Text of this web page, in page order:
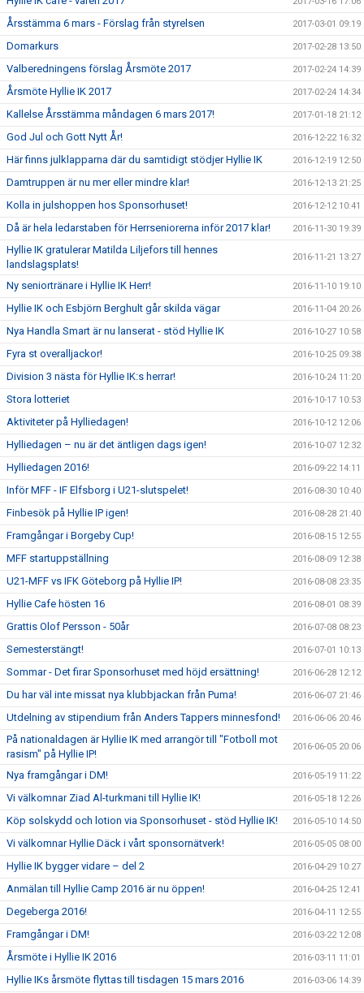
Årsstämma 6 mars - Förslag från styrelsen 2017-03-01 09:19
Domarkurs 2017-02-28 13:50
Valberedningens förslag Årsmöte 2017 2017-02-24 14:39
Årsmöte Hyllie IK 2017 2017-02-24 14:34
Kallelse Årsstämma måndagen 6 mars 2017! 2017-01-18 21:12
God Jul och Gott Nytt År! 2016-12-22 16:32
Här finns julklapparna där du samtidigt stödjer Hyllie IK 2016-12-19 12:50
Damtruppen är nu mer eller mindre klar! 2016-12-13 21:25
Kolla in julshoppen hos Sponsorhuset! 2016-12-12 10:41
Då är hela ledarstaben för Herrseniorerna inför 2017 klar! 2016-11-30 19:39
Hyllie IK gratulerar Matilda Liljefors till hennes
landslagsplats!
2016-11-21 13:27
Ny seniortränare i Hyllie IK Herr! 2016-11-10 19:10
Hyllie IK och Esbjörn Berghult går skilda vägar 2016-11-04 20:26
Nya Handla Smart är nu lanserat - stöd Hyllie IK 2016-10-27 10:58
Fyra st overalljackor! 2016-10-25 09:38
Division 3 nästa för Hyllie IK:s herrar! 2016-10-24 11:20
Stora lotteriet 2016-10-17 10:53
Aktiviteter på Hylliedagen! 2016-10-12 12:06
Hylliedagen – nu är det äntligen dags igen! 2016-10-07 12:32
Hylliedagen 2016! 2016-09-22 14:11
Inför MFF - IF Elfsborg i U21-slutspelet! 2016-08-30 10:40
Finbesök på Hyllie IP igen! 2016-08-28 21:40
Framgångar i Borgeby Cup! 2016-08-15 12:55
MFF startuppställning 2016-08-09 12:38
U21-MFF vs IFK Göteborg på Hyllie IP! 2016-08-08 23:35
Hyllie Cafe hösten 16 2016-08-01 08:39
Grattis Olof Persson - 50år 2016-07-08 08:23
Semesterstängt! 2016-07-01 10:13
Sommar - Det firar Sponsorhuset med höjd ersättning! 2016-06-28 12:12
Du har väl inte missat nya klubbjackan från Puma! 2016-06-07 21:46
Utdelning av stipendium från Anders Tappers minnesfond! 2016-06-06 20:46
På nationaldagen är Hyllie IK med arrangör till "Fotboll mot
rasism" på Hyllie IP!
2016-06-05 20:06
Nya framgångar i DM! 2016-05-19 11:22
Vi välkomnar Ziad Al-turkmani till Hyllie IK! 2016-05-18 12:26
Köp solskydd och lotion via Sponsorhuset - stöd Hyllie IK! 2016-05-10 14:50
Vi välkomnar Hyllie Däck i vårt sponsornätverk! 2016-05-05 08:00
Hyllie IK bygger vidare – del 2 2016-04-29 10:27
Anmälan till Hyllie Camp 2016 är nu öppen! 2016-04-25 12:41
Degeberga 2016! 2016-04-11 12:55
Framgångar i DM! 2016-03-22 12:08
Årsmöte i Hyllie IK 2016 2016-03-11 11:01
Hyllie IKs årsmöte flyttas till tisdagen 15 mars 2016 2016-03-06 14:39